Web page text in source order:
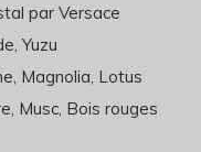
par Versace
Yuzu
Magnolia, Lotus
Musc, Bois rouges